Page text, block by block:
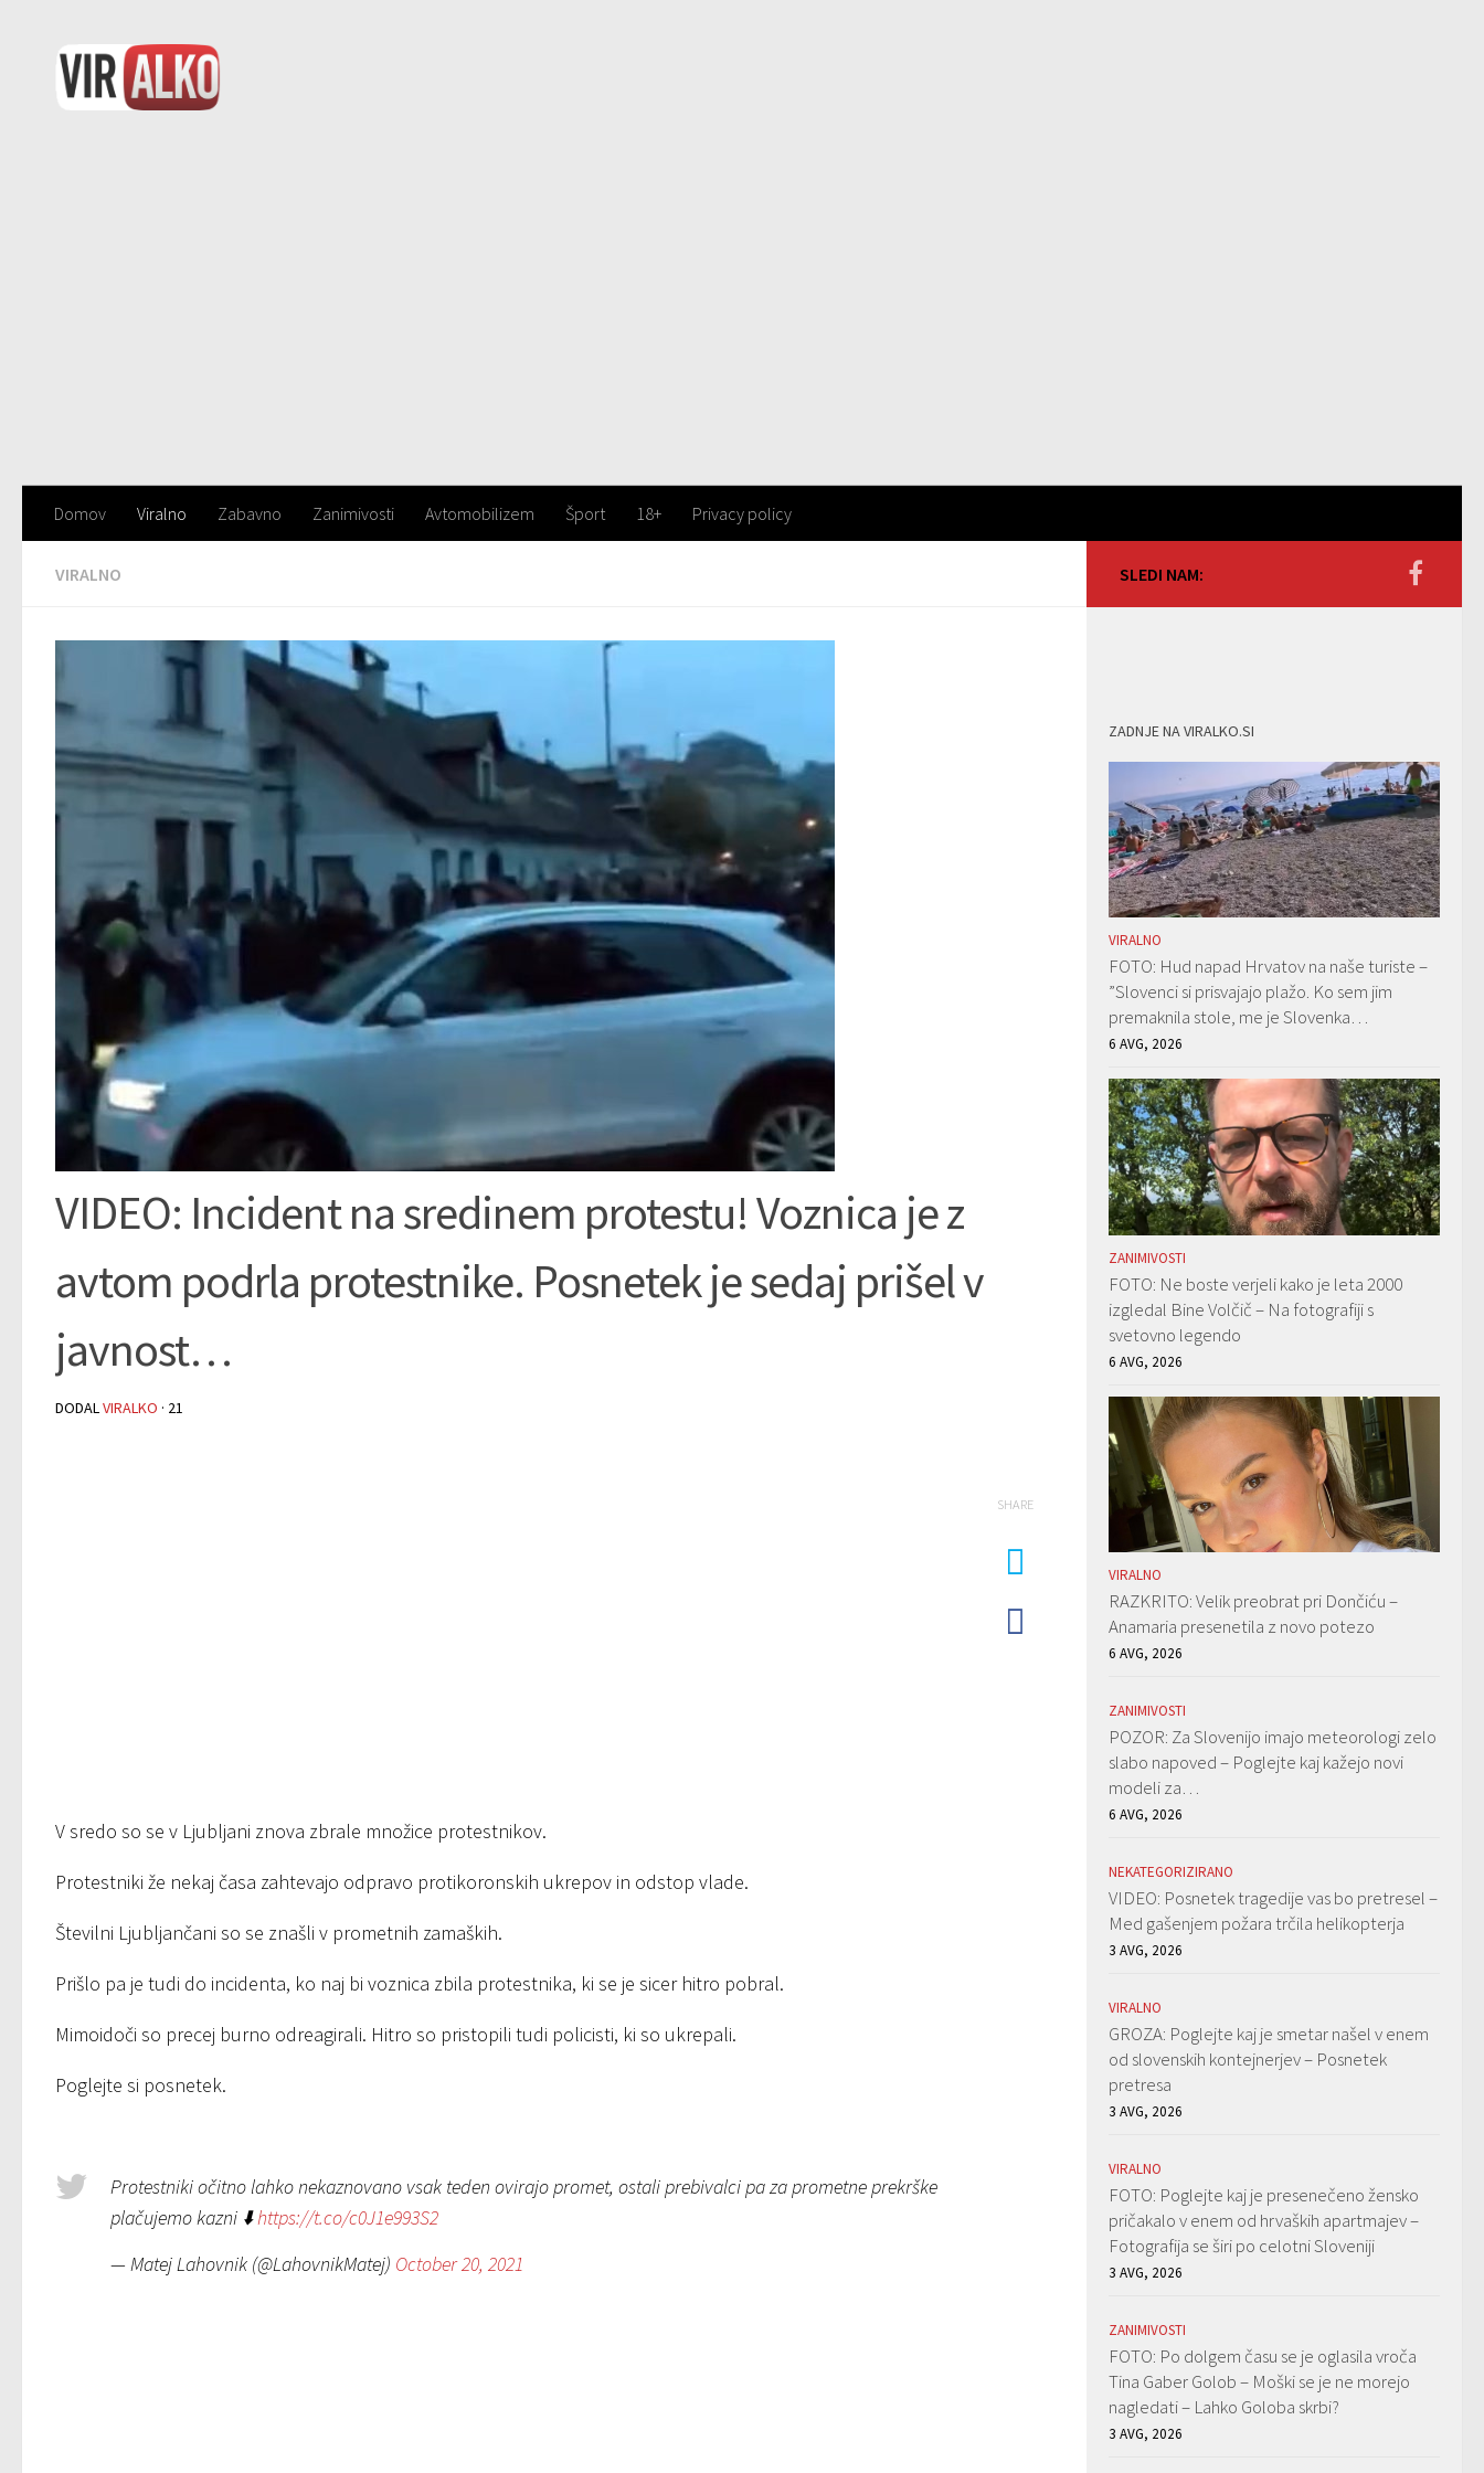
Domov Viralno Zabavno Zanimivosti Avtomobilizem Šport 18+ Privacy policy
VIRALNO
VIDEO: Incident na sredinem protestu! Voznica je z
avtom podrla protestnike. Posnetek je sedaj prišel v
javnost…
DODALVIRALKO · 21
V sredo so se v Ljubljani znova zbrale množice protestnikov.
Protestniki že nekaj časa zahtevajo odpravo protikoronskih ukrepov in odstop vlade.
Številni Ljubljančani so se znašli v prometnih zamaških.
Prišlo pa je tudi do incidenta, ko naj bi voznica zbila protestnika, ki se je sicer hitro pobral.
Mimoidoči so precej burno odreagirali. Hitro so pristopili tudi policisti, ki so ukrepali.
Poglejte si posnetek.
Protestniki očitno lahko nekaznovano vsak teden ovirajo promet, ostali prebivalci pa za prometne prekrške
plačujemo kazni ⬇️https://t.co/c0J1e993S2
— Matej Lahovnik (@LahovnikMatej) October 20, 2021
SHARE
SLEDI NAM:
ZADNJE NA VIRALKO.SI
VIRALNO
FOTO: Hud napad Hrvatov na naše turiste –
”Slovenci si prisvajajo plažo. Ko sem jim
premaknila stole, me je Slovenka…
6 AVG, 2026
ZANIMIVOSTI
FOTO: Ne boste verjeli kako je leta 2000
izgledal Bine Volčič – Na fotografiji s
svetovno legendo
6 AVG, 2026
VIRALNO
RAZKRITO: Velik preobrat pri Dončiću –
Anamaria presenetila z novo potezo
6 AVG, 2026
ZANIMIVOSTI
POZOR: Za Slovenijo imajo meteorologi zelo
slabo napoved – Poglejte kaj kažejo novi
modeli za…
6 AVG, 2026
NEKATEGORIZIRANO
VIDEO: Posnetek tragedije vas bo pretresel –
Med gašenjem požara trčila helikopterja
3 AVG, 2026
VIRALNO
GROZA: Poglejte kaj je smetar našel v enem
od slovenskih kontejnerjev – Posnetek
pretresa
3 AVG, 2026
VIRALNO
FOTO: Poglejte kaj je presenečeno žensko
pričakalo v enem od hrvaških apartmajev –
Fotografija se širi po celotni Sloveniji
3 AVG, 2026
ZANIMIVOSTI
FOTO: Po dolgem času se je oglasila vroča
Tina Gaber Golob – Moški se je ne morejo
nagledati – Lahko Goloba skrbi?
3 AVG, 2026